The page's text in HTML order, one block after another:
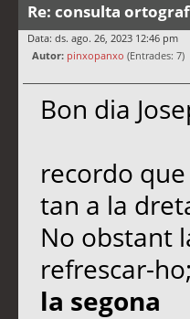
Re: consulta
Data: ds. ago. 26, 2023 12:46 pm
Autor: pinxopanxo (Entrades: 7)
Bon dia
recordo
tan a la
No obstant
refrescar-
la segona